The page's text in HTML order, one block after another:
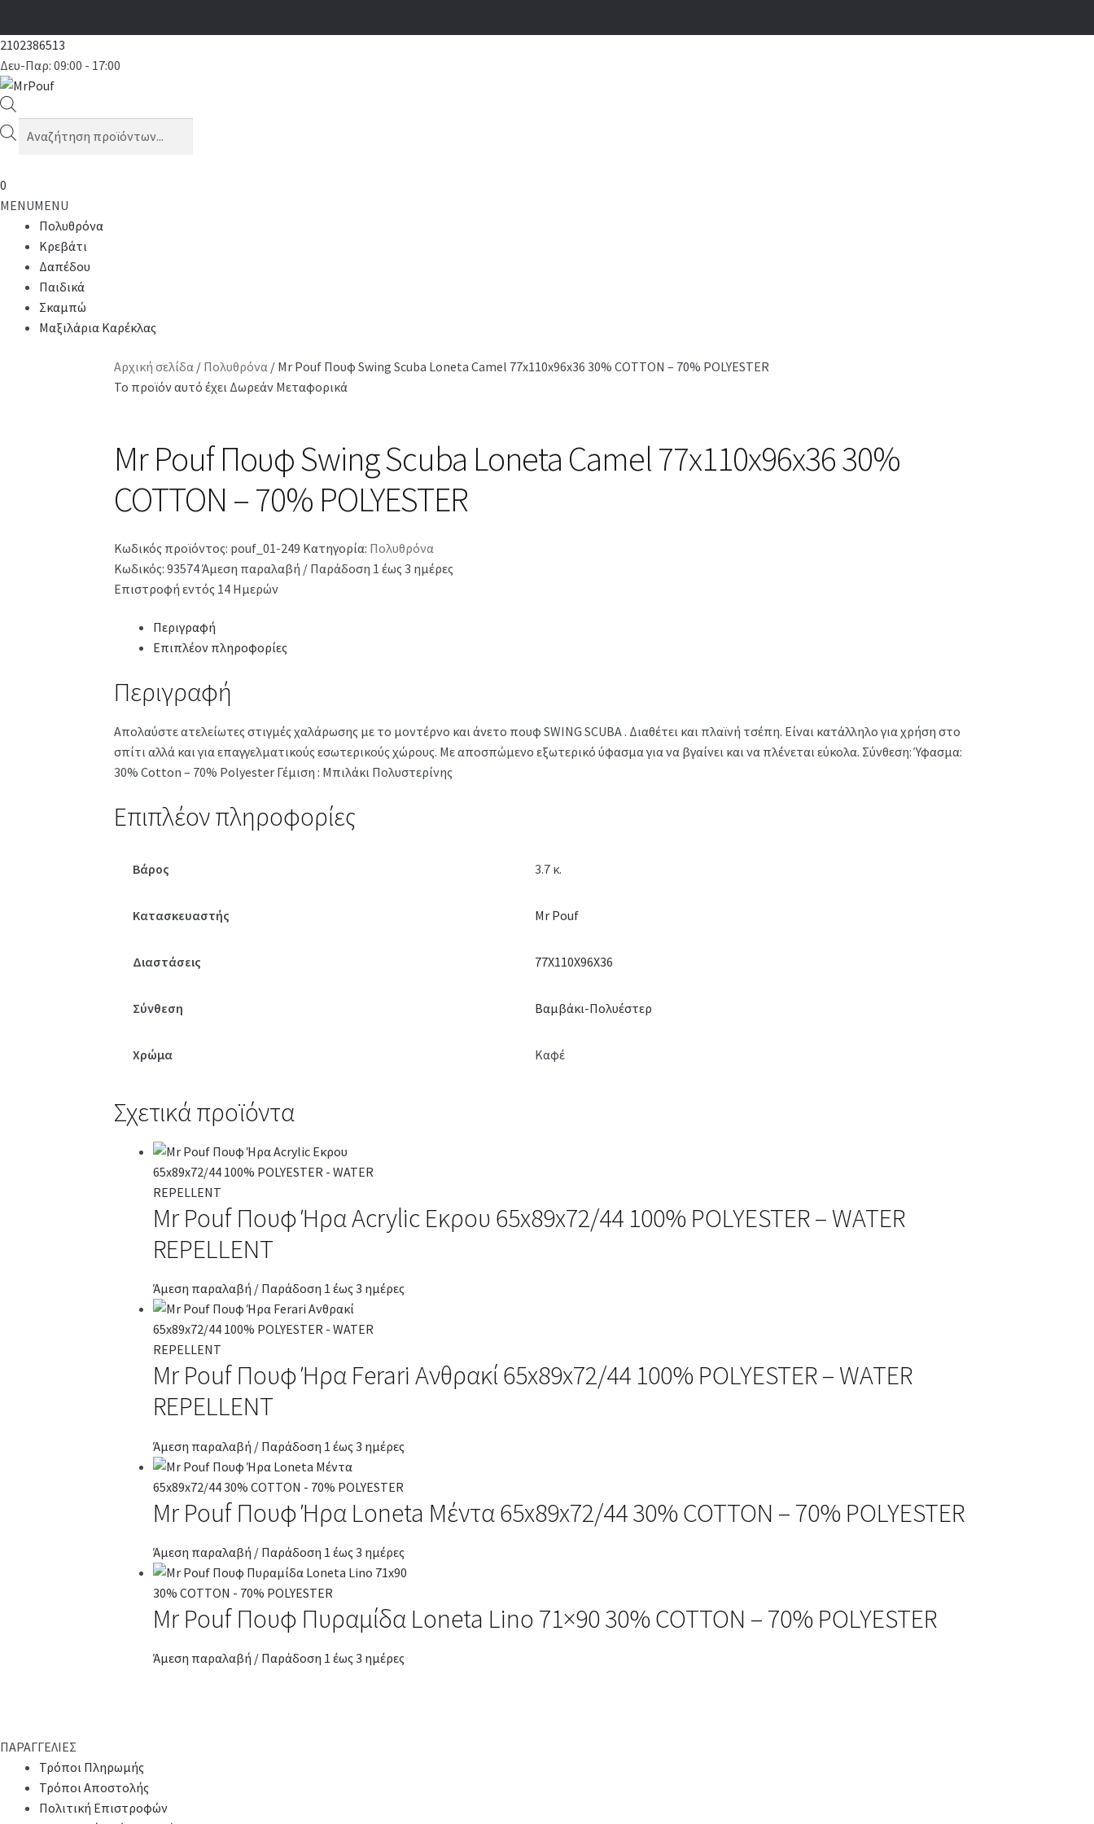
2102386513
Δευ-Παρ: 09:00 - 17:00
Products
search
0
MENUMENU
Πολυθρόνα
Κρεβάτι
Δαπέδου
Παιδικά
Σκαμπώ
Μαξιλάρια Καρέκλας
Αρχική σελίδα / Πολυθρόνα / Mr Pouf Πουφ Swing Scuba Loneta Camel 77x110x96x36 30% COTTON – 70% POLYESTER
Το προϊόν αυτό έχει Δωρεάν Μεταφορικά
Mr Pouf Πουφ Swing Scuba Loneta Camel 77x110x96x36 30%
COTTON – 70% POLYESTER
Κωδικός προϊόντος: pouf_01-249 Κατηγορία: Πολυθρόνα
Κωδικός: 93574Άμεση παραλαβή / Παράδοση 1 έως 3 ημέρες
Επιστροφή εντός 14 Ημερών
Περιγραφή
Επιπλέον πληροφορίες
Περιγραφή
Απολαύστε ατελείωτες στιγμές χαλάρωσης με το μοντέρνο και άνετο πουφ SWING SCUBA . Διαθέτει και πλαϊνή τσέπη. Είναι κατάλληλο για χρήση στο
σπίτι αλλά και για επαγγελματικούς εσωτερικούς χώρους. Με αποσπώμενο εξωτερικό ύφασμα για να βγαίνει και να πλένεται εύκολα. Σύνθεση: Ύφασμα:
30% Cotton – 70% Polyester Γέμιση : Μπιλάκι Πολυστερίνης
Επιπλέον πληροφορίες
Βάρος 3.7 κ.
Κατασκευαστής Mr Pouf
Διαστάσεις 77Χ110Χ96Χ36
Σύνθεση Βαμβάκι-Πολυέστερ
Χρώμα Καφέ
Σχετικά προϊόντα
Mr Pouf Πουφ Ήρα Acrylic Εκρου 65x89x72/44 100% POLYESTER – WATER
REPELLENT
Άμεση παραλαβή / Παράδοση 1 έως 3 ημέρες
Mr Pouf Πουφ Ήρα Ferari Ανθρακί 65x89x72/44 100% POLYESTER – WATER
REPELLENT
Άμεση παραλαβή / Παράδοση 1 έως 3 ημέρες
Mr Pouf Πουφ Ήρα Loneta Μέντα 65x89x72/44 30% COTTON – 70% POLYESTER
Άμεση παραλαβή / Παράδοση 1 έως 3 ημέρες
Mr Pouf Πουφ Πυραμίδα Loneta Lino 71×90 30% COTTON – 70% POLYESTER
Άμεση παραλαβή / Παράδοση 1 έως 3 ημέρες
ΠΑΡΑΓΓΕΛΙΕΣ
Τρόποι Πληρωμής
Τρόποι Αποστολής
Πολιτική Επιστροφών